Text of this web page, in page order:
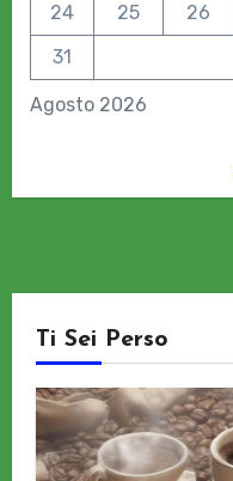
Agosto 2026
24
25 26
31
Ti Sei Perso